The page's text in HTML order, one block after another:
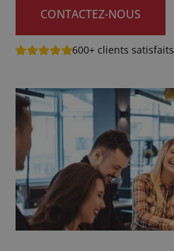
CONTACTEZ-NOUS
600+ clients satisfaits